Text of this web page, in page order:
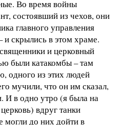
Во время войны
состоявший из чехов, они
главного управления
и скрылись в этом храме.
и церковный
были катакомбы – там
одного из этих людей
мучили, что он им сказал,
И в одно утро (я была на
вдруг танки
могли до них дойти в